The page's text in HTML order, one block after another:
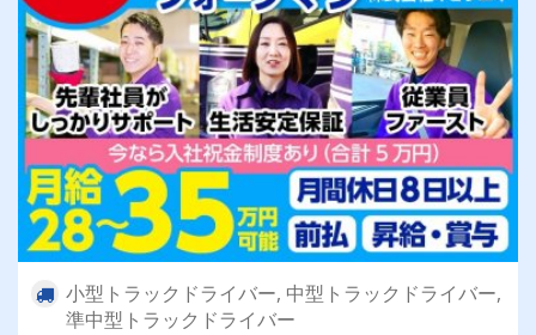
小型トラックドライバー, 中型トラックドライバー,
準中型トラックドライバー